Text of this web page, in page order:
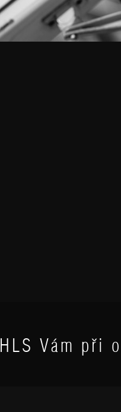
HLS Vám při